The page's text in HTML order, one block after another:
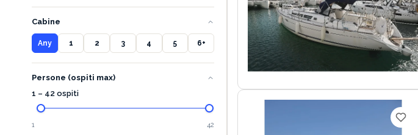
Cabine
Any 1 2 3 4 5 6+
Persone (ospiti max)
1 – 42 ospiti
1 42